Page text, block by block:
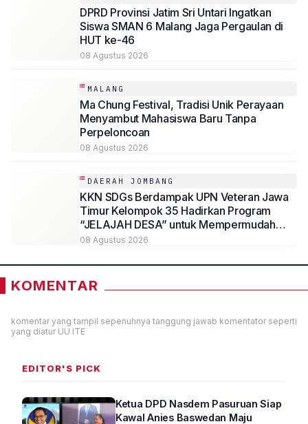
DPRD Provinsi Jatim Sri Untari Ingatkan
Siswa SMAN 6 Malang Jaga Pergaulan di
HUT ke-46
08 Agustus 2026
MALANG
Ma Chung Festival, Tradisi Unik Perayaan
Menyambut Mahasiswa Baru Tanpa
Perpeloncoan
08 Agustus 2026
DAERAH JOMBANG
KKN SDGs Berdampak UPN Veteran Jawa
Timur Kelompok 35 Hadirkan Program
“JELAJAH DESA” untuk Mempermudah
Akses Informasi Desa Sambirejo
08 Agustus 2026
KOMENTAR
komentar yang tampil sepenuhnya tanggung jawab komentator seperti
yang diatur UU ITE
EDITOR'S PICK
Ketua DPD Nasdem Pasuruan Siap
Kawal Anies Baswedan Maju